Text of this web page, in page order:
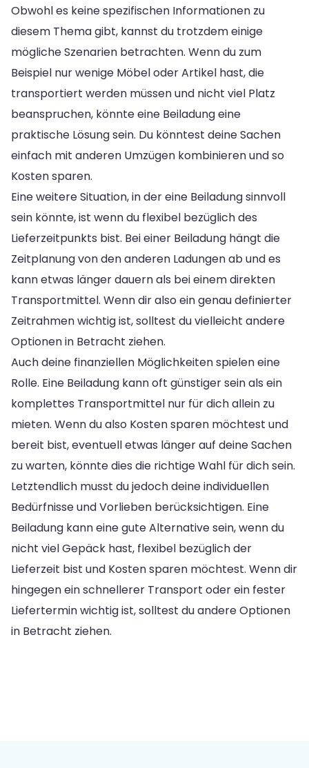
Obwohl es keine spezifischen Informationen zu
diesem Thema gibt, kannst du trotzdem einige
mögliche Szenarien betrachten. Wenn du zum
Beispiel nur wenige Möbel oder Artikel hast, die
transportiert werden müssen und nicht viel Platz
beanspruchen, könnte eine Beiladung eine
praktische Lösung sein. Du könntest deine Sachen
einfach mit anderen Umzügen kombinieren und so
Kosten sparen.
Eine weitere Situation, in der eine Beiladung sinnvoll
sein könnte, ist wenn du flexibel bezüglich des
Lieferzeitpunkts bist. Bei einer Beiladung hängt die
Zeitplanung von den anderen Ladungen ab und es
kann etwas länger dauern als bei einem direkten
Transportmittel. Wenn dir also ein genau definierter
Zeitrahmen wichtig ist, solltest du vielleicht andere
Optionen in Betracht ziehen.
Auch deine finanziellen Möglichkeiten spielen eine
Rolle. Eine Beiladung kann oft günstiger sein als ein
komplettes Transportmittel nur für dich allein zu
mieten. Wenn du also Kosten sparen möchtest und
bereit bist, eventuell etwas länger auf deine Sachen
zu warten, könnte dies die richtige Wahl für dich sein.
Letztendlich musst du jedoch deine individuellen
Bedürfnisse und Vorlieben berücksichtigen. Eine
Beiladung kann eine gute Alternative sein, wenn du
nicht viel Gepäck hast, flexibel bezüglich der
Lieferzeit bist und Kosten sparen möchtest. Wenn dir
hingegen ein schnellerer Transport oder ein fester
Liefertermin wichtig ist, solltest du andere Optionen
in Betracht ziehen.